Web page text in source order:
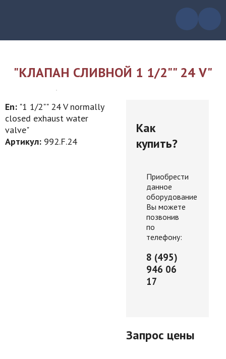
"КЛАПАН СЛИВНОЙ 1 1/2"" 24 V"
En: "1 1/2"" 24 V normally
closed exhaust water
valve"
Артикул: 992.F.24
Как
купить?
Приобрести
данное
оборудование
Вы можете
позвонив
по
телефону:
8 (495)
946 06
17
Запрос цены